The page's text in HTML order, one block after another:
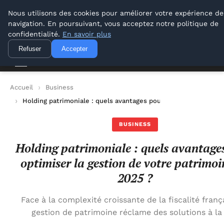
Lyon Photos
Lyon Photos
Accueil
Business
Holding patrimoniale : quels avantages pour optimiser la
BUSINESS
Holding patrimoniale : quels
optimiser la gestion de votre
2025 ?
Face à la complexité croissante de la fiscalité
gestion de patrimoine réclame des solutions à
Nous utilisons des cookies pour améliorer votre expérience de
navigation. En poursuivant, vous acceptez notre politique de
confidentialité. En savoir plus
Refuser Accepter